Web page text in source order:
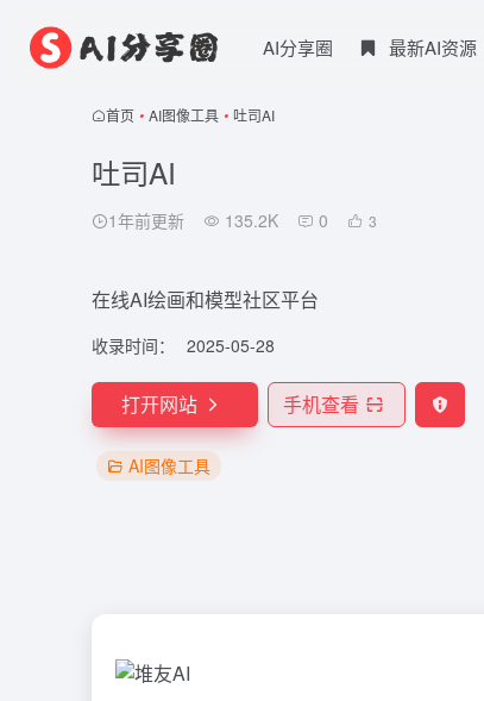
AI分享圈 最新AI资源
首页 • AI图像工具 • 吐司AI
吐司AI
1年前更新 135.2K 0 3
在线AI绘画和模型社区平台
收录时间： 2025-05-28
打开网站 手机查看
AI图像工具